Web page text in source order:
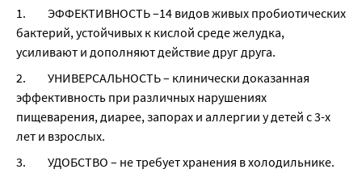
1.         ЭФФЕКТИВНОСТЬ –14 видов живых пробиотических
бактерий, устойчивых к кислой среде желудка,
усиливают и дополняют действие друг друга.
2.         УНИВЕРСАЛЬНОСТЬ – клинически доказанная
эффективность при различных нарушениях
пищеварения, диарее, запорах и аллергии у детей с 3-х
лет и взрослых.
3.         УДОБСТВО – не требует хранения в холодильнике.